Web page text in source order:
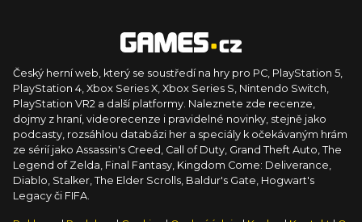
Český herní web, který se soustředí na hry pro PC, PlayStation 5,
PlayStation 4, Xbox Series X, Xbox Series S, Nintendo Switch,
PlayStation VR2 a další platformy. Naleznete zde recenze,
dojmy z hraní, videorecenze i pravidelné novinky, stejně jako
podcasty, rozsáhlou databázi her a speciály k očekávaným hrám
ze sérií jako Assassin's Creed, Call of Duty, Grand Theft Auto, The
Legend of Zelda, Final Fantasy, Kingdom Come: Deliverance,
Diablo, Stalker, The Elder Scrolls, Baldur's Gate, Hogwart's
Legacy či FIFA.